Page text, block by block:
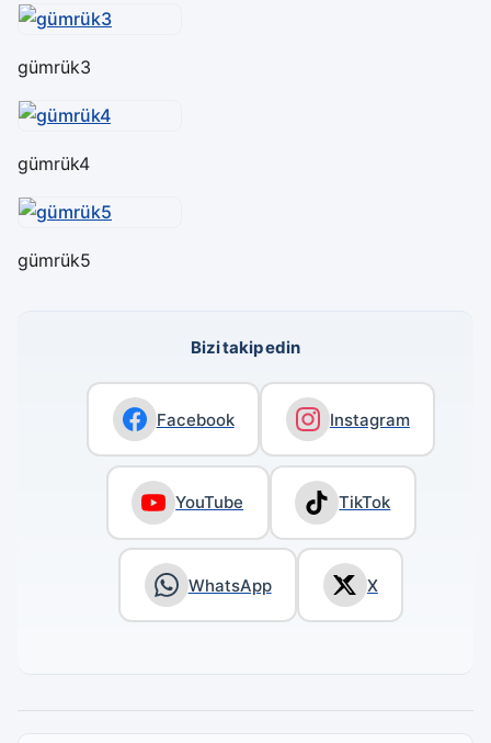
gümrük3
gümrük4
gümrük5
Bizi takip edin
Facebook Instagram
YouTube TikTok
WhatsApp X